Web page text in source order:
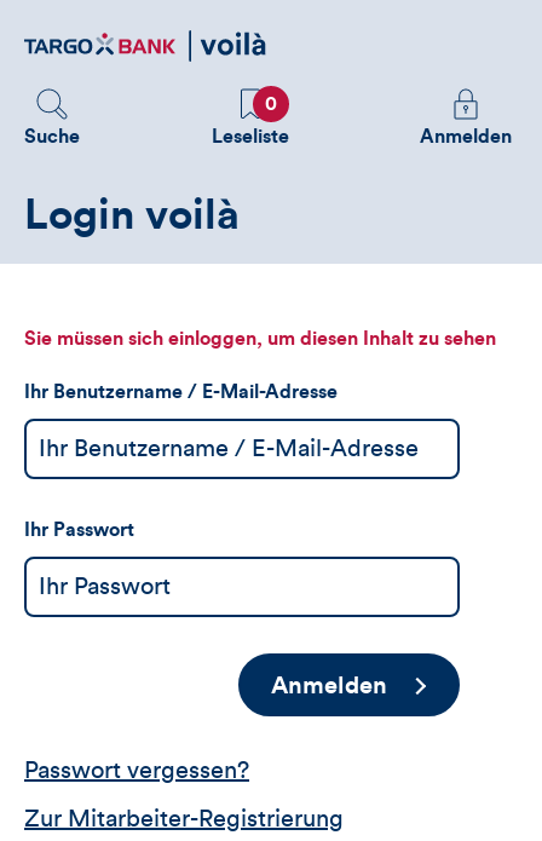
zum
Suche
Favoriten
0
Leseliste
Melden
Sie
sehen
Anmelden
Login voilà
Sie müssen sich einloggen, um diesen Inhalt zu sehen
Ihr Benutzername / E-Mail-Adresse
Ihr Passwort
Anmelden
Passwort vergessen?
Zur Mitarbeiter-Registrierung